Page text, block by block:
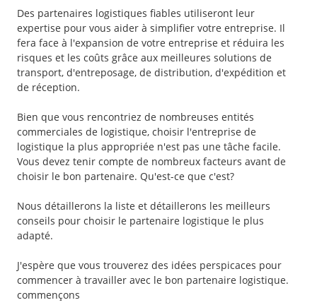
Des partenaires logistiques fiables utiliseront leur
expertise pour vous aider à simplifier votre entreprise. Il
fera face à l'expansion de votre entreprise et réduira les
risques et les coûts grâce aux meilleures solutions de
transport, d'entreposage, de distribution, d'expédition et
de réception.
Bien que vous rencontriez de nombreuses entités
commerciales de logistique, choisir l'entreprise de
logistique la plus appropriée n'est pas une tâche facile.
Vous devez tenir compte de nombreux facteurs avant de
choisir le bon partenaire. Qu'est-ce que c'est?
Nous détaillerons la liste et détaillerons les meilleurs
conseils pour choisir le partenaire logistique le plus
adapté.
J'espère que vous trouverez des idées perspicaces pour
commencer à travailler avec le bon partenaire logistique.
commençons